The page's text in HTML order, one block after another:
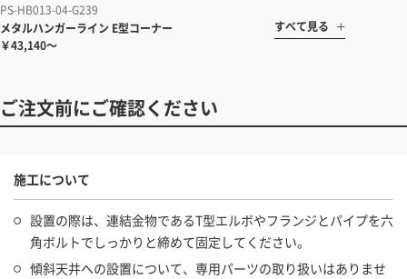
PS-HB013-04-G239
メタルハンガーライン E型コーナー
￥43,140～
すべて見る
ご注文前にご確認ください
施工について
設置の際は、連結金物であるT型エルボやフランジとパイプを六
角ボルトでしっかりと締めて固定してください。
傾斜天井への設置について、専用パーツの取り扱いはありませ